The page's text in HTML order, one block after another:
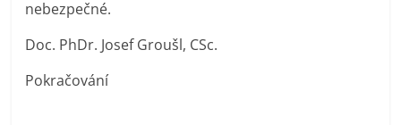
nebezpečné.
Doc. PhDr. Josef Groušl, CSc.
Pokračování